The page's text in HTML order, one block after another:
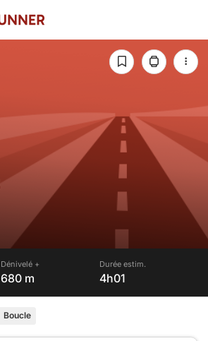
Dénivelé +
680 m
Durée estim.
4h01
Boucle